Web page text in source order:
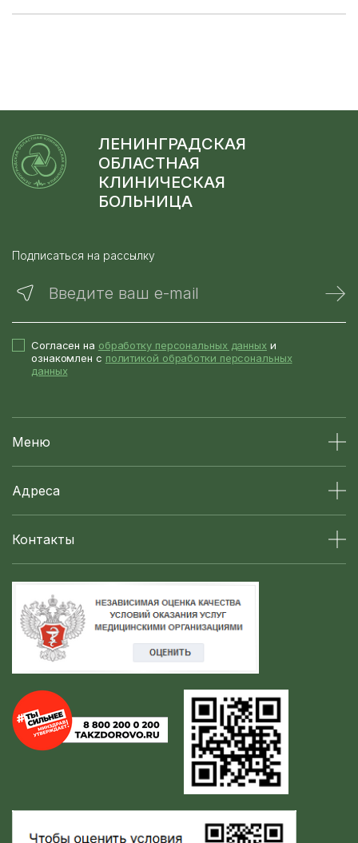
ЛЕНИНГРАДСКАЯ
ОБЛАСТНАЯ
КЛИНИЧЕСКАЯ
БОЛЬНИЦА
Подписаться на рассылку
Введите ваш e-mail
Согласен на обработку персональных данных и
ознакомлен с политикой обработки персональных
данных
Меню
Адреса
Контакты